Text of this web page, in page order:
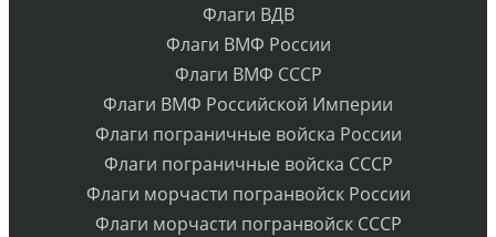
Флаги ВДВ
Флаги ВМФ России
Флаги ВМФ СССР
Флаги ВМФ Российской Империи
Флаги пограничные войска России
Флаги пограничные войска СССР
Флаги морчасти погранвойск России
Флаги морчасти погранвойск СССР